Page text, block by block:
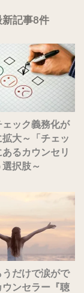
新記事8件
ェック義務化が
大～「チェッ
るカウンセリ
択肢～
だけで涙がで
ウンセラー『聴